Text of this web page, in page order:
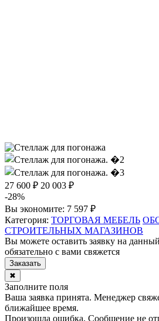
27 600 ₽ 20 003 ₽
-28%
Вы экономите: 7 597 ₽
Категория: ТОРГОВАЯ МЕБЕЛЬ
СТРОИТЕЛЬНЫХ МАГАЗИНОВ
Вы можете оставить заявку на
обязательно с вами свяжется
Заказать
✖
Заполните поля
Ваша заявка принята. Менеджер
ближайшее время.
Произошла ошибка. Сообщение не